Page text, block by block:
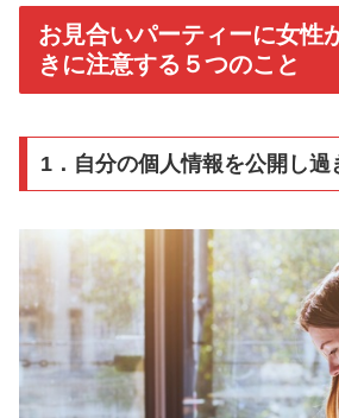
お見合いパーティーに女性
きに注意する５つのこと
1．自分の個人情報を公開し過